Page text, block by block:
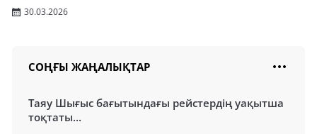
30.03.2026
СОҢҒЫ ЖАҢАЛЫҚТАР
Таяу Шығыс бағытындағы рейстердің уақытша
тоқтаты...